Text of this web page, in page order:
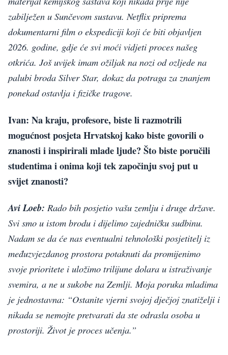
zabilježen u Sunčevom sustavu. Netflix priprema
dokumentarni film o ekspediciji koji će biti objavljen
2026. godine, gdje će svi moći vidjeti proces našeg
otkrića. Još uvijek imam ožiljak na nozi od ozljede na
palubi broda Silver Star, dokaz da potraga za znanjem
ponekad ostavlja i fizičke tragove.
Ivan: Na kraju, profesore, biste li razmotrili
mogućnost posjeta Hrvatskoj kako biste govorili o
znanosti i inspirirali mlade ljude?Što biste poručili
studentima i onima koji tek započinju svoj put u
svijet znanosti?
Avi Loeb: Rado bih posjetio vašu zemlju i druge države.
Svi smo u istom brodu i dijelimo zajedničku sudbinu.
Nadam se da će nas eventualni tehnološki posjetitelj iz
međuzvjezdanog prostora potaknuti da promijenimo
svoje prioritete i uložimo trilijune dolara u istraživanje
svemira, a ne u sukobe na Zemlji. Moja poruka mladima
je jednostavna: “Ostanite vjerni svojoj dječjoj znatiželji i
nikada se nemojte pretvarati da ste odrasla osoba u
prostoriji. Život je proces učenja.”